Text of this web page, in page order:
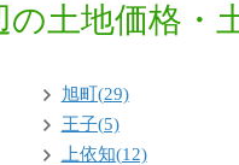
の土地価格・
旭町(29)
王子(5)
上依知(12)